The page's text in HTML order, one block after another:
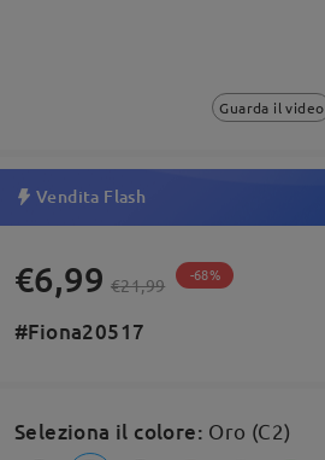
Guarda il video
Vendita Flash
€6,99 €21,99 -68%
#Fiona20517
Seleziona il colore: Oro (C2)